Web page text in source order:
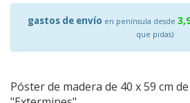
gastos de envío en península desde
que pidas)
Póster de madera de 40 x 59 cm